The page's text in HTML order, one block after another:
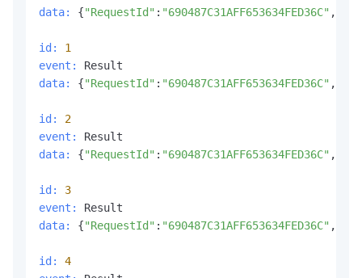
data:
{"RequestId" : "690487C31AFF653634FED36C" ,
id:
1
event:
data:
{"RequestId" : "690487C31AFF653634FED36C" ,
id:
2
event:
data:
{"RequestId" : "690487C31AFF653634FED36C" ,
id:
3
event:
data:
{"RequestId" : "690487C31AFF653634FED36C" ,
id:
4